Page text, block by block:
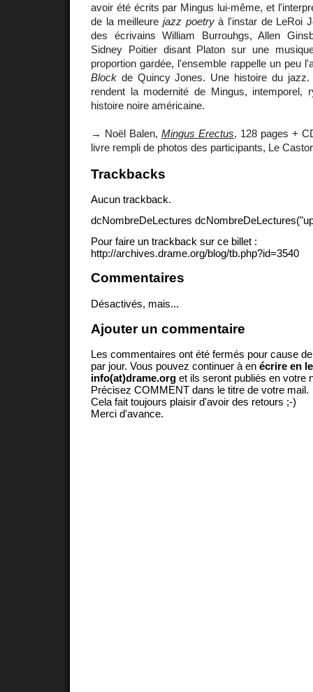
avoir été écrits par Mingus lui-même, et
de la meilleure jazz poetryà l'instar de LeRoi
des écrivains William Burrouhgs, Allen
Sidney Poitier disant Platon sur une
proportion gardée, l'ensemble rappelle un peu
Block de Quincy Jones. Une histoire du
rendent la modernité de Mingus, intemporel,
histoire noire américaine.
→ Noël Balen, Mingus Erectus, 128 pages +
livre rempli de photos des participants, Le
Trackbacks
Aucun trackback.
dcNombreDeLectures
Pour faire un trackback sur ce billet :
http://archives.drame.org/blog/tb.php?id=3540
Commentaires
Désactivés, mais...
Ajouter un commentaire
Les commentaires ont été fermés pour cause
par jour. Vous pouvez continuer à en écrire en
info(at)drame.org et ils seront publiés en votre
Précisez COMMENT dans le titre de votre mail.
Cela fait toujours plaisir d'avoir des retours ;-)
Merci d'avance.